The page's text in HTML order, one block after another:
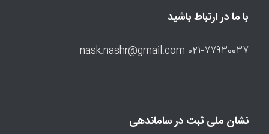
با ما در ارتباط باشید
021-77930037 nask.nashr@gmail.com
نشان ملی ثبت در ساماندهی